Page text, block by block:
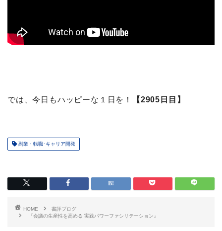
では、今日もハッピーな１日を！ 【2905日目】
副業・転職･キャリア開発
HOME
書評ブログ
『会議の生産性を高める 実践パワーファシリテーション』